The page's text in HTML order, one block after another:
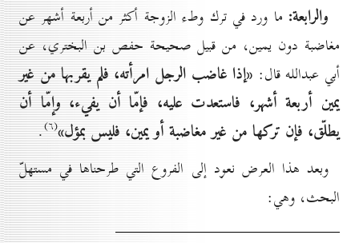
والرابعة: ما ورد في ترك وطء الزوجة أكثر من أربعة أشهر عن
مغاضبة دون يمين، من قبيل صحيحة حفص بن البختري، عن
أبي عبدالله قال: «إذا غاضب الرجل امرأته، فلم يقربها من غير
يمين أربعة أشهر، فاستعدت عليه، فإمّا أن يفيء، وإمّا أن
يطلّق، فإن تركها من غير مغاضبة أو يمين، فليس بمؤل»(٦) .
وبعد هذا العرض نعود إلى الفروع التي طرحناها في مستهلّ
البحث، وهي: